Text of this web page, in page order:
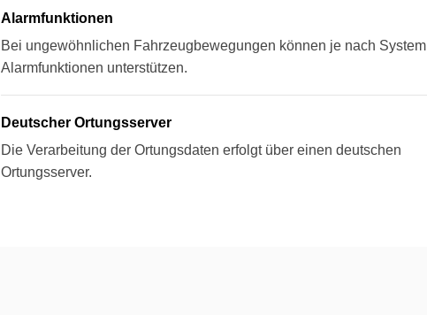
Alarmfunktionen
Bei ungewöhnlichen Fahrzeugbewegungen können je nach System
Alarmfunktionen unterstützen.
Deutscher Ortungsserver
Die Verarbeitung der Ortungsdaten erfolgt über einen deutschen
Ortungsserver.